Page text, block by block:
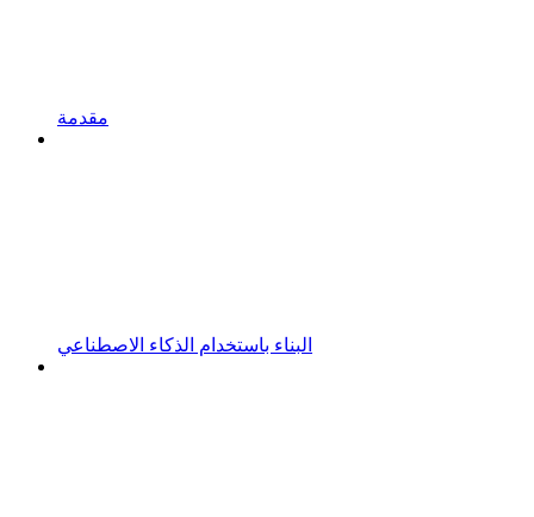
مقدمة
البناء باستخدام الذكاء الاصطناعي